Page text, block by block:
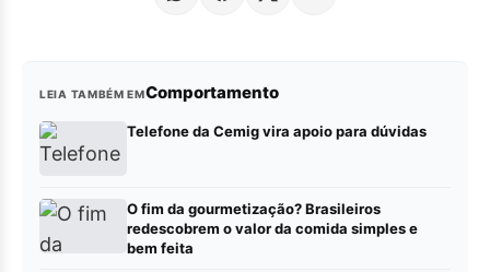
LEIA TAMBÉM EMComportamento
Telefone da Cemig vira apoio para dúvidas
O fim da gourmetização? Brasileiros
redescobrem o valor da comida simples e
bem feita